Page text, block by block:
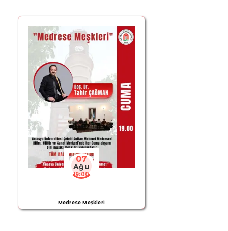
07
Ağu
19:00
Medrese Meşkleri